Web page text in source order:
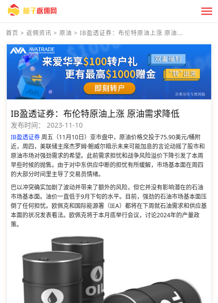
首页 > 返佣资讯 > 原油 > IB盈透证券：布伦特原油上涨 原油...
IB盈透证券：布伦特原油上涨 原油需求降低
发布时间： 2023-11-10
IB盈透证券周五（11月10日）亚市盘中，原油价格交投于75.90美元/桶附
近，周四，美联储主席杰罗姆·鲍威尔暗示未来可能加息的言论动摇了股市和
原油市场对强劲需求的希望。此前需求担忧和战争风险溢价下降引发了本周
早些时候的抛售。由于对中东供应中断的担忧有所缓解，市场基本面在周四
的大部分时间里主导了交易员情绪。
巴以冲突确实加剧了波动并带来了额外的风险，但它并没有影响潜在的石油
市场基本面。油价一直低于9月下旬的水平。目前，强劲的石油市场基本面压
倒了任何担忧。欧佩克和国际能源署（IEA）都将在下周就石油需求和供应基
本面的状况发表看法。欧佩克将于本月底举行会议，讨论2024年的产量政
策。